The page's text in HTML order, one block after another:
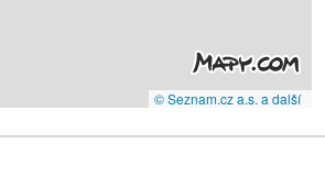
© Seznam.cz a.s. a další